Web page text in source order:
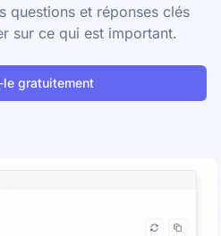
questions et réponses clés
sur ce qui est important.
le gratuitement